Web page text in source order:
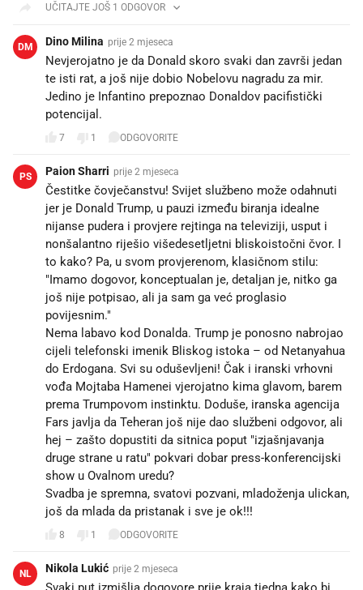
UČITAJTE JOŠ 1 ODGOVOR
DM Dino Milina prije 2 mjeseca
Nevjerojatno je da Donald skoro svaki dan završi jedan
te isti rat, a još nije dobio Nobelovu nagradu za mir.
Jedino je Infantino prepoznao Donaldov pacifistički
potencijal.
7 1 ODGOVORITE
PS Paion Sharri prije 2 mjeseca
Čestitke čovječanstvu! Svijet službeno može odahnuti
jer je Donald Trump, u pauzi između biranja idealne
nijanse pudera i provjere rejtinga na televiziji, usput i
nonšalantno riješio višedesetljetni bliskoistočni čvor. I
to kako? Pa, u svom provjerenom, klasičnom stilu:
"Imamo dogovor, konceptualan je, detaljan je, nitko ga
još nije potpisao, ali ja sam ga već proglasio
povijesnim."
​Nema labavo kod Donalda. Trump je ponosno nabrojao
cijeli telefonski imenik Bliskog istoka – od Netanyahua
do Erdogana. Svi su oduševljeni! Čak i iranski vrhovni
vođa Mojtaba Hamenei vjerojatno kima glavom, barem
prema Trumpovom instinktu. Doduše, iranska agencija
Fars javlja da Teheran još nije dao službeni odgovor, ali
hej – zašto dopustiti da sitnica poput "izjašnjavanja
druge strane u ratu" pokvari dobar press-konferencijski
show u Ovalnom uredu?
Svadba je spremna, svatovi pozvani, mladoženja ulickan,
još da mlada da pristanak i sve je ok!!!
8 1 ODGOVORITE
NL Nikola Lukić prije 2 mjeseca